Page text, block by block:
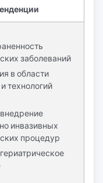
заболеваний
в области
технологий
инвазивных
процедур